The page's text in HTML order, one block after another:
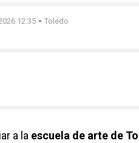
12:35 - Toledo
a la escuela de arte de